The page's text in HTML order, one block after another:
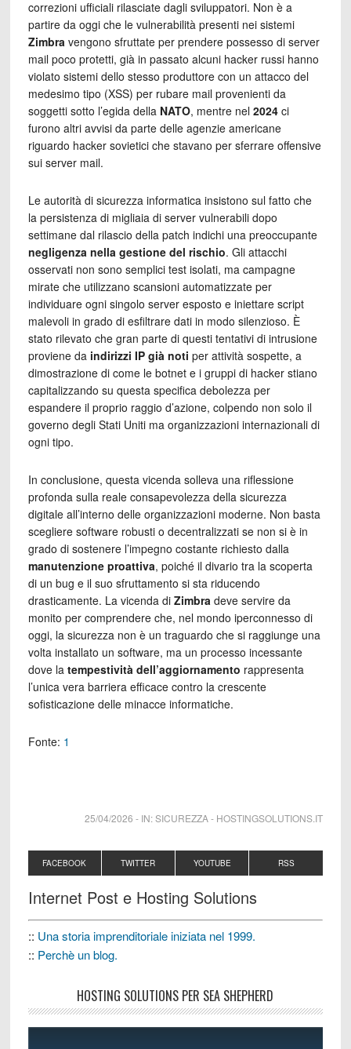
correzioni ufficiali rilasciate dagli sviluppatori. Non è a
partire da oggi che le vulnerabilità presenti nei sistemi
Zimbra vengono sfruttate per prendere possesso di server
mail poco protetti, già in passato alcuni hacker russi hanno
violato sistemi dello stesso produttore con un attacco del
medesimo tipo (XSS) per rubare mail provenienti da
soggetti sotto l’egida della NATO, mentre nel 2024ci
furono altri avvisi da parte delle agenzie americane
riguardo hacker sovietici che stavano per sferrare offensive
sui server mail.
Le autorità di sicurezza informatica insistono sul fatto che
la persistenza di migliaia di server vulnerabili dopo
settimane dal rilascio della patch indichi una preoccupante
negligenza nella gestione del rischio. Gli attacchi
osservati non sono semplici test isolati, ma campagne
mirate che utilizzano scansioni automatizzate per
individuare ogni singolo server esposto e iniettare script
malevoli in grado di esfiltrare dati in modo silenzioso. È
stato rilevato che gran parte di questi tentativi di intrusione
proviene da indirizzi IP già noti per attività sospette, a
dimostrazione di come le botnet e i gruppi di hacker stiano
capitalizzando su questa specifica debolezza per
espandere il proprio raggio d’azione, colpendo non solo il
governo degli Stati Uniti ma organizzazioni internazionali di
ogni tipo.
In conclusione, questa vicenda solleva una riflessione
profonda sulla reale consapevolezza della sicurezza
digitale all’interno delle organizzazioni moderne. Non basta
scegliere software robusti o decentralizzati se non si è in
grado di sostenere l’impegno costante richiesto dalla
manutenzione proattiva, poiché il divario tra la scoperta
di un bug e il suo sfruttamento si sta riducendo
drasticamente. La vicenda di Zimbra deve servire da
monito per comprendere che, nel mondo iperconnesso di
oggi, la sicurezza non è un traguardo che si raggiunge una
volta installato un software, ma un processo incessante
dove la tempestività dell’aggiornamento rappresenta
l’unica vera barriera efficace contro la crescente
sofisticazione delle minacce informatiche.
Fonte: 1
25/04/2026 - IN:SICUREZZA- HOSTINGSOLUTIONS.IT
FACEBOOK TWITTER YOUTUBE RSS
Internet Post e Hosting Solutions
:: Una storia imprenditoriale iniziata nel 1999.
:: Perchè un blog.
HOSTING SOLUTIONS PER SEA SHEPHERD